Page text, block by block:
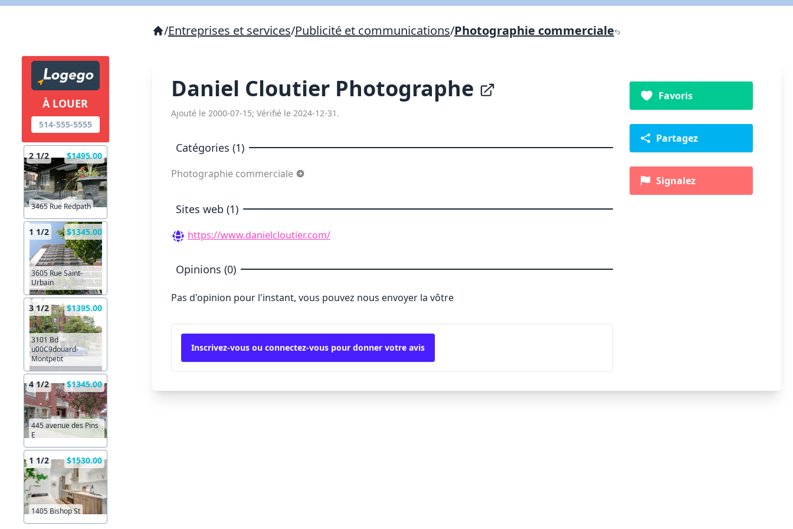
À LOUER
514-555-5555
2 1/2 $1495.00
3465 Rue Redpath
1 1/2 $1345.00
3605 Rue Saint-
Urbain
3 1/2 $1395.00
3101 Bd
u00C9douard-
Montpetit
4 1/2 $1345.00
445 avenue des Pins
E
1 1/2 $1530.00
1405 Bishop St
/Entreprises et services/Publicité et communications/Photographie commerciale
Daniel Cloutier Photographe
Ajouté le 2000-07-15; Vérifié le 2024-12-31.
Catégories (1)
Photographie commerciale
Sites web (1)
https://www.danielcloutier.com/
Opinions (0)
Pas d'opinion pour l'instant, vous pouvez nous envoyer la vôtre
Inscrivez-vous ou connectez-vous pour donner votre avis
Favoris
Partagez
Signalez
X Fermer Envoyez
Copier lien
X Fermer Envoyez